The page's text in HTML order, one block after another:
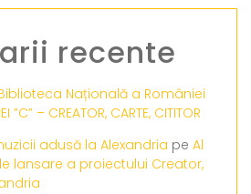
recente
Națională a României
”C” – CREATOR, CARTE, CITITOR
adusă la Alexandria pe Al
lansare a proiectului Creator,